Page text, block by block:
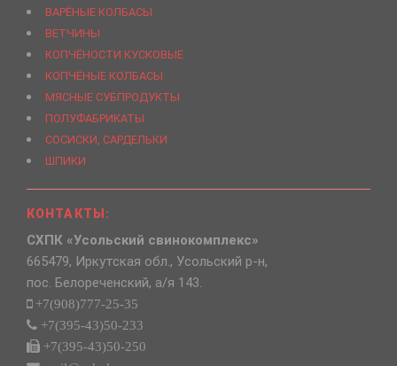
ВАРЁНЫЕ КОЛБАСЫ
ВЕТЧИНЫ
КОПЧЁНОСТИ КУСКОВЫЕ
КОПЧЁНЫЕ КОЛБАСЫ
МЯСНЫЕ СУБПРОДУКТЫ
ПОЛУФАБРИКАТЫ
СОСИСКИ, САРДЕЛЬКИ
ШПИКИ
КОНТАКТЫ:
СХПК «Усольский свинокомплекс»
665479, Иркутская обл., Усольский р-н,
пос. Белореченский, а/я 143.
+7(908)777-25-35
+7(395-43)50-233
+7(395-43)50-250